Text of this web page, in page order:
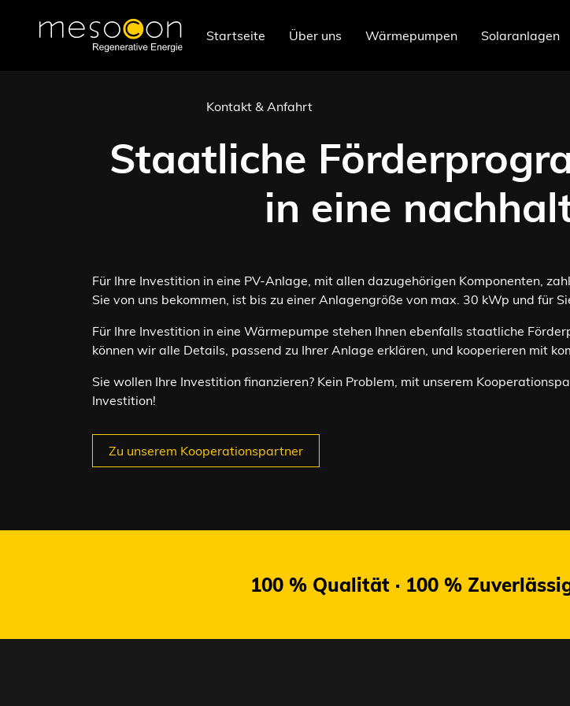
Startseite Über uns Wärmepumpen Solaranlagen
Kontakt & Anfahrt
Staatliche
in eine
Für Ihre Investition in eine PV-Anlage, mit allen dazugehörigen Komponenten,
Sie von uns bekommen, ist bis zu einer Anlagengröße von max. 30 kWp und für
Für Ihre Investition in eine Wärmepumpe stehen Ihnen ebenfalls staatliche
können wir alle Details, passend zu Ihrer Anlage erklären, und kooperieren mit
Sie wollen Ihre Investition finanzieren? Kein Problem, mit unserem
Investition!
Zu unserem Kooperationspartner
100 % Qualität · 100 %